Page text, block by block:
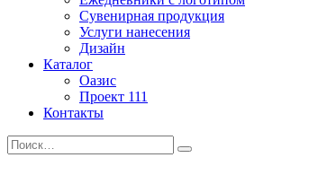
Сувенирная продукция
Услуги нанесения
Дизайн
Каталог
Оазис
Проект 111
Контакты